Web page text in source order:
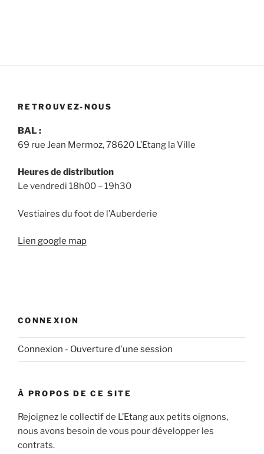
RETROUVEZ-NOUS
BAL :
69 rue Jean Mermoz, 78620 L’Etang la Ville
Heures de distribution
Le vendredi 18h00 – 19h30
Vestiaires du foot de l’Auberderie
Lien google map
CONNEXION
Connexion - Ouverture d'une session
À PROPOS DE CE SITE
Rejoignez le collectif de L’Etang aux petits oignons,
nous avons besoin de vous pour développer les
contrats.